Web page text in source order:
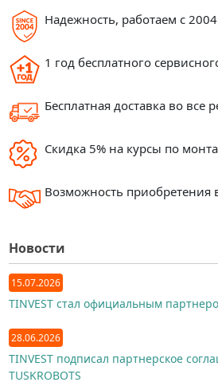
Надежность, работаем с
1 год бесплатного
Бесплатная доставка во все
Скидка 5% на курсы по
Возможность приобретения
Новости
15.07.2026
TINVEST стал официальным
28.06.2026
TINVEST подписал партнерское
TUSKROBOTS